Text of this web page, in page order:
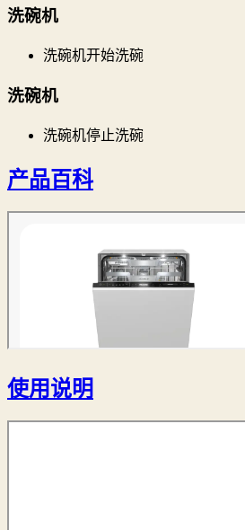
洗碗机
洗碗机开始洗碗
洗碗机
洗碗机停止洗碗
产品百科
使用说明